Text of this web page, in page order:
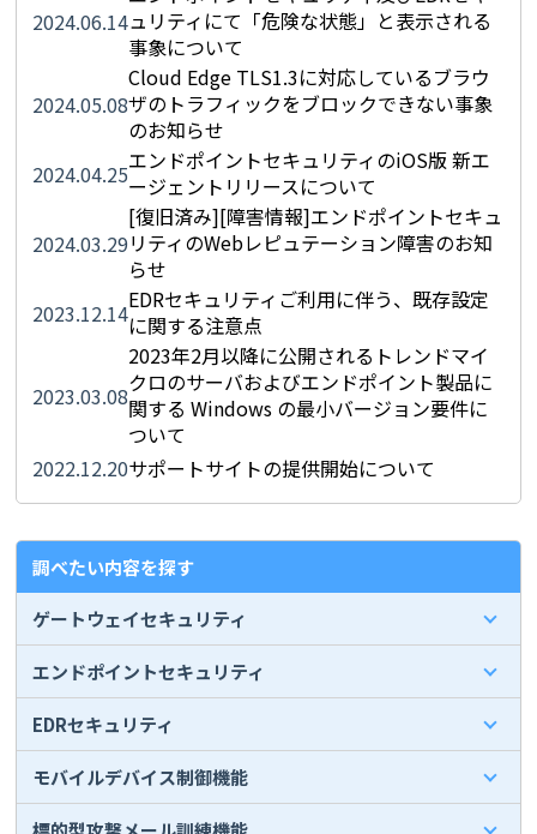
調べたい内容を探す
ゲートウェイセキュリティ
エンドポイントセキュリティ
EDRセキュリティ
モバイルデバイス制御機能
2024.06.14ュリティにて「危険な状態」と表示される
事象について
2024.05.08
Cloud Edge TLS1.3に対応しているブラウ
ザのトラフィックをブロックできない事象
のお知らせ
2024.04.25エンドポイントセキュリティのiOS版 新エ
ージェントリリースについて
2024.03.29
[復旧済み][障害情報]エンドポイントセキュ
リティのWebレピュテーション障害のお知
らせ
2023.12.14EDRセキュリティご利用に伴う、既存設定
に関する注意点
2023.03.08
2023年2月以降に公開されるトレンドマイ
クロのサーバおよびエンドポイント製品に
関する Windows の最小バージョン要件に
ついて
2022.12.20サポートサイトの提供開始について